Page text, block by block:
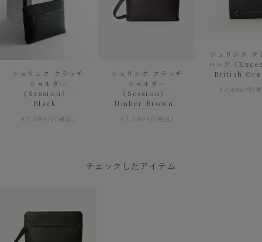
シュリンク クラッチ
ショルダー
《Session》 -
Black -
47,300円(税込)
シュリンク クラッチ
ショルダー
《Session》 -
Umber Brown -
47,300円(税込)
シュリンク ク
バッグ《
British
37,400円(
チェックしたアイテム